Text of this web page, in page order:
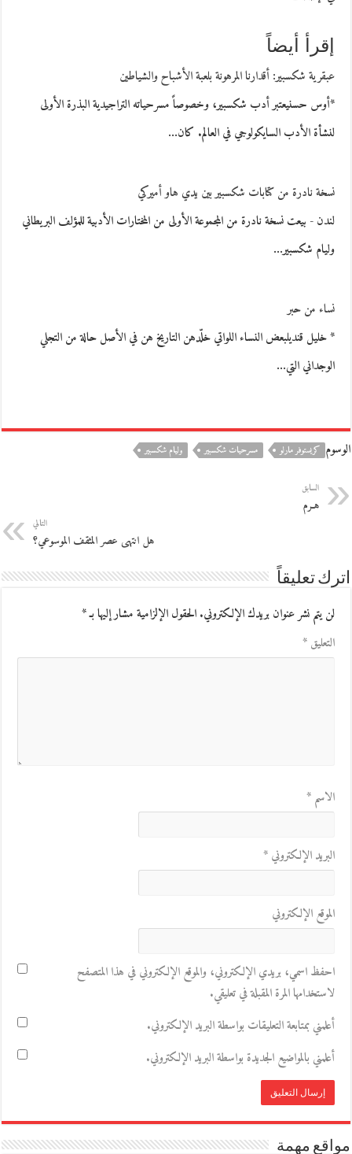
إقرأ أيضاً
عبقرية شكسبير: أقدارنا المرهونة بلعبة الأشباح والشياطين
*أوس حسنيعتبر أدب شكسبير، وخصوصاً مسرحياته التراجيدية البذرة الأولى
لنشأة الأدب السايكولوجي في العالم. كان…
نسخة نادرة من كتابات شكسبير بين يدي هاو أميركي
لندن - بيعت نسخة نادرة من المجموعة الأولى من المختارات الأدبية للمؤلف البريطاني
وليام شكسبير…
نساء من حبر
* خليل قنديلبعض النساء اللواتي خلّدهن التاريخ هن في الأصل حالة من التجلي
الوجداني التي…
الوسوم كريستوفر مارلو مسرحيات شكسبير وليام شكسبير
السابق
هـرم
التالي
هل انتهى عصر المثقف الموسوعي؟
اترك تعليقاً
لن يتم نشر عنوان بريدك الإلكتروني.الحقول الإلزامية مشار إليها بـ*
التعليق*
الاسم*
البريد الإلكتروني*
الموقع الإلكتروني
احفظ اسمي، بريدي الإلكتروني، والموقع الإلكتروني في هذا المتصفح
لاستخدامها المرة المقبلة في تعليقي.
أعلمني بمتابعة التعليقات بواسطة البريد الإلكتروني.
أعلمني بالمواضيع الجديدة بواسطة البريد الإلكتروني.
مواقع مهمة